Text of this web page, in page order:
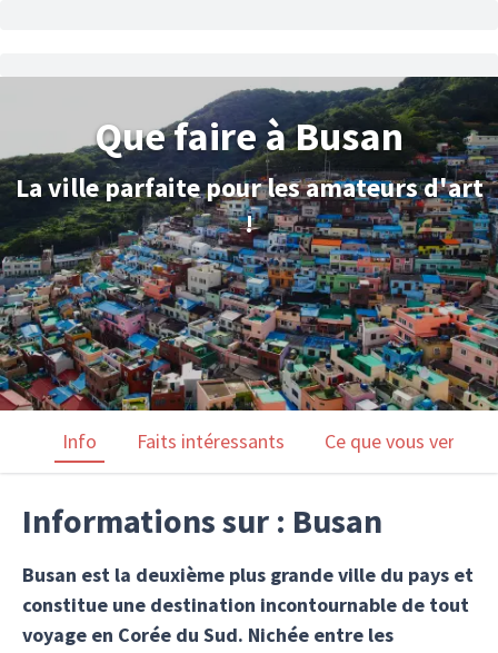
Que faire à Busan
La ville parfaite pour les amateurs d'art
!
Info Faits intéressants Ce que vous verrez
Informations sur : Busan
Busan est la deuxième plus grande ville du pays et
constitue une destination incontournable de tout
voyage en Corée du Sud. Nichée entre les